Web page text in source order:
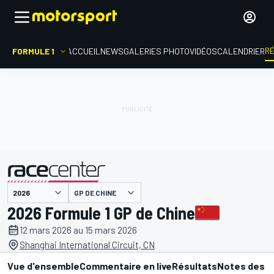
FORMULE 1 ACCUEIL NEWSGALERIES PHOTOVIDÉOSCALENDRIER
présenté par GP DE CHINE
2026 Formule 1 GP de Chine
12 mars 2026 au 15 mars 2026
Shanghai International Circuit, CN
Vue d'ensembleCommentaire en liveRésultatsNotes des